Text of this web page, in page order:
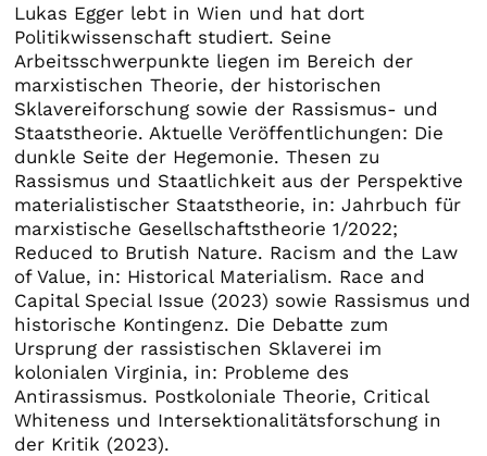
Lukas Egger lebt in Wien und hat dort
Politikwissenschaft studiert. Seine
Arbeitsschwerpunkte liegen im Bereich der
marxistischen Theorie, der historischen
Sklavereiforschung sowie der Rassismus- und
Staatstheorie. Aktuelle Veröffentlichungen: Die
dunkle Seite der Hegemonie. Thesen zu
Rassismus und Staatlichkeit aus der Perspektive
materialistischer Staatstheorie, in: Jahrbuch für
marxistische Gesellschaftstheorie 1/2022;
Reduced to Brutish Nature. Racism and the Law
of Value, in: Historical Materialism. Race and
Capital Special Issue (2023) sowie Rassismus und
historische Kontingenz. Die Debatte zum
Ursprung der rassistischen Sklaverei im
kolonialen Virginia, in: Probleme des
Antirassismus. Postkoloniale Theorie, Critical
Whiteness und Intersektionalitätsforschung in
der Kritik (2023).